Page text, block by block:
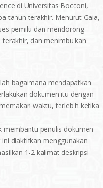
di Universitas Bocconi,
tahun terakhir. Menurut Gaia,
pemilu dan mendorong
dan menimbulkan
bagaimana mendapatkan
dokumen itu dengan
waktu, terlebih ketika
penulis dokumen
diaktifkan menggunakan
1-2 kalimat deskripsi